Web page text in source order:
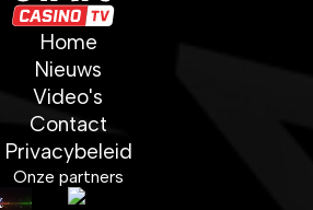
Home
Nieuws
Video's
Contact
Privacybeleid
Onze partners